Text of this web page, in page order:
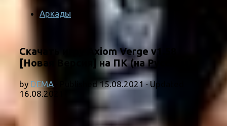
Аркады
Скачать игру Axiom Verge v1.58
[Новая Версия] на ПК (на Русском)
by DEMA · Published15.08.2021· Updated
16.08.2021